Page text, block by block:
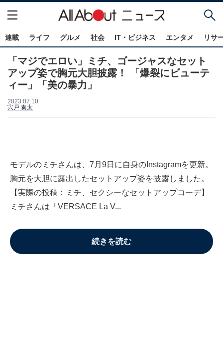
連載 ライフ グルメ 社会 IT・ビジネス エンタメ リサ
「マジでエロい」ミチ、ゴージャスなセット
アップ姿で胸元大胆披露！ 「爆裂にビューテ
ィー」「美の暴力」
2023.07.10
宍戸 奏太
モデルのミチさんは、7月9日に自身のInstagramを更新。
胸元を大胆に露出したセットアップ姿を披露しました。
【実際の投稿：ミチ、セクシーなセットアップコーデ】
ミチさんは「VERSACE La V...
続きを読む